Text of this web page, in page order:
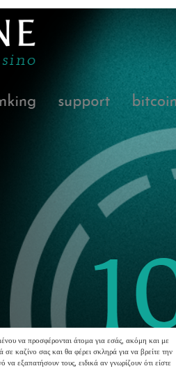
να προσφέρονται άτομα για εσάς, ακόμη και με
σε καζίνο σας και θα φέρει σκληρά για να βρείτε την
να εξαπατήσουν τους, ειδικά αν γνωρίζουν ότι είστε